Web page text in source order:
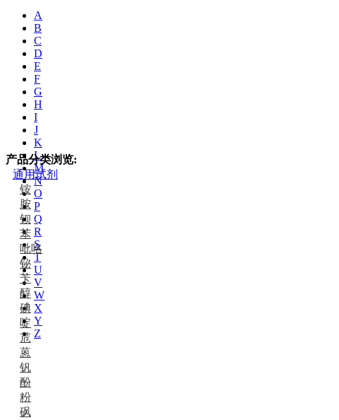
A
B
C
D
E
F
G
H
I
J
K
L
M
N
O
P
Q
R
S
T
U
V
W
X
Y
Z
产品分类浏览:
通用试剂
铵
胺
钡
苯
吡咯
铋
苄
醇
碘
啶
苊
蒽
钒
酚
粉
砜